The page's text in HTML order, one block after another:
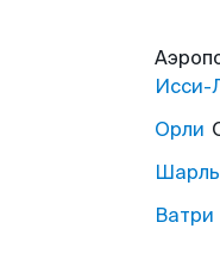
Исси-
Орли
Ватри